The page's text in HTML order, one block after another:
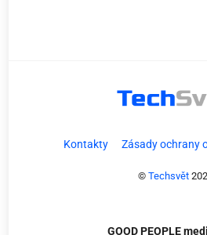
Kontakty Zásady ochrany
© Techsvět
GOOD PEOPLE